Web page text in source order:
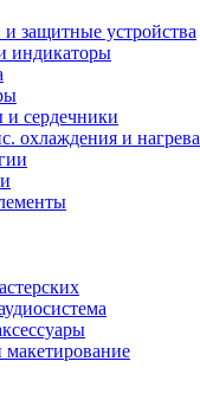
защитные устройства
индикаторы
и сердечники
охлаждения и нагрева
макетирование